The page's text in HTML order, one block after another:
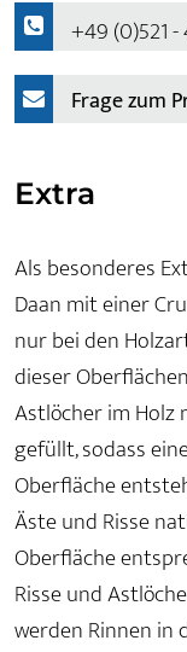
+49 (0)521
Frage zum
Extra
Als besonderes
Daan mit einer
nur bei den
dieser
Astlöcher im Holz
gefüllt, sodass
Oberfläche
Äste und Risse
Oberfläche
Risse und
werden Rinnen in